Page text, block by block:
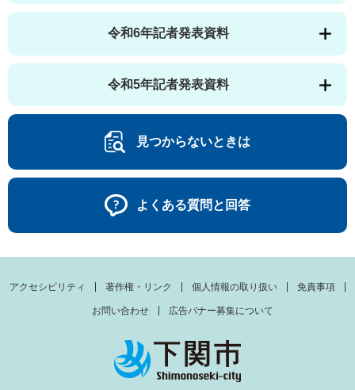
令和6年記者発表資料
令和5年記者発表資料
見つからないときは
よくある質問と回答
アクセシビリティ 著作権・リンク 個人情報の取り扱い 免責事項
お問い合わせ 広告バナー募集について